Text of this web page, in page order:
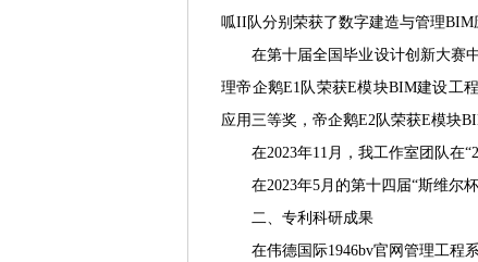
呱II队分别荣获了数字建造与管理BIM
在第十届全国毕业设计创新大赛
理帝企鹅E1队荣获E模块BIM建设工
应用三等奖，帝企鹅E2队荣获E模块
在2023年11月，我工作室团队在
在2023年5月的第十四届“斯维尔
二、专利科研成果
在伟德国际1946bv官网管理工程